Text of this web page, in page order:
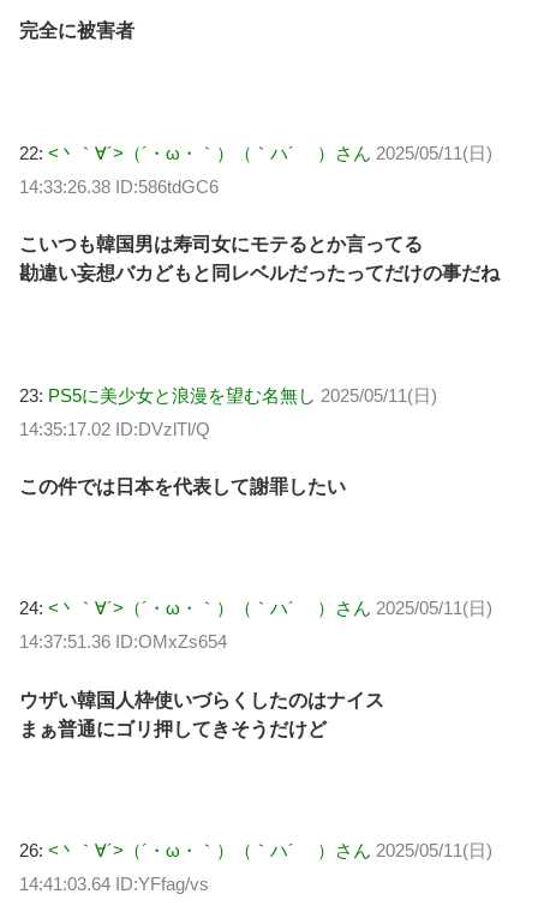
完全に被害者
22: <丶｀∀´>（´・ω・｀）（｀ハ´ ）さん 2025/05/11(日)
14:33:26.38 ID:586tdGC6
こいつも韓国男は寿司女にモテるとか言ってる
勘違い妄想バカどもと同レベルだったってだけの事だね
23: PS5に美少女と浪漫を望む名無し 2025/05/11(日)
14:35:17.02 ID:DVzlTl/Q
この件では日本を代表して謝罪したい
24: <丶｀∀´>（´・ω・｀）（｀ハ´ ）さん 2025/05/11(日)
14:37:51.36 ID:OMxZs654
ウザい韓国人枠使いづらくしたのはナイス
まぁ普通にゴリ押してきそうだけど
26: <丶｀∀´>（´・ω・｀）（｀ハ´ ）さん 2025/05/11(日)
14:41:03.64 ID:YFfag/vs